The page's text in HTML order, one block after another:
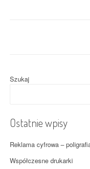
Szukaj
Ostatnie wpisy
Reklama cyfrowa –
Współczesne drukarki